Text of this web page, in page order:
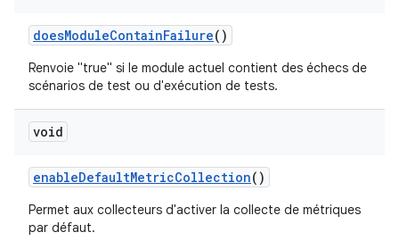
doesModuleContainFailure()
Renvoie "true" si le module actuel contient des échecs de
scénarios de test ou d'exécution de tests.
void
enableDefaultMetricCollection()
Permet aux collecteurs d'activer la collecte de métriques
par défaut.